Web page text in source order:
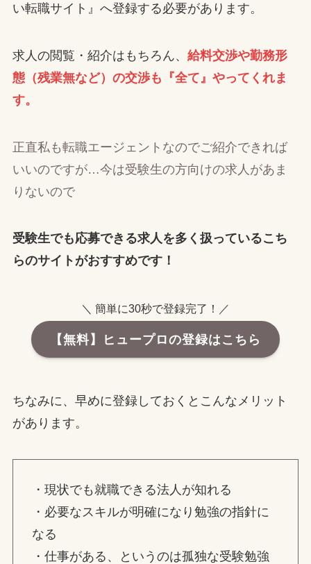
い転職サイト』へ登録する必要があります。
求人の閲覧・紹介はもちろん、 給料交渉や勤務形
態（残業無など）の交渉も『全て』やってくれま
す。
正直私も転職エージェントなのでご紹介できれば
いいのですが…今は受験生の方向けの求人があま
りないので
受験生でも応募できる求人を多く扱っているこち
らのサイトがおすすめです！
＼ 簡単に30秒で登録完了！／
【無料】ヒュープロの登録はこちら
ちなみに、早めに登録しておくとこんなメリット
があります。
・現状でも就職できる法人が知れる
・必要なスキルが明確になり勉強の指針に
なる
・仕事がある、というのは孤独な受験勉強